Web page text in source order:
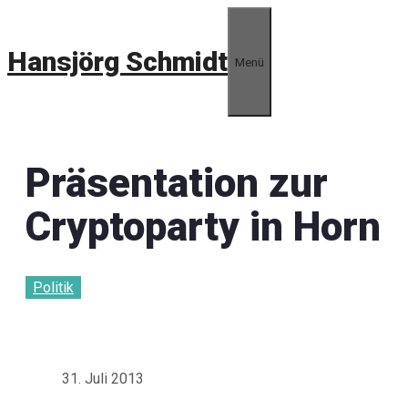
springen
Hansjörg Schmidt Menü
Präsentation zur
Cryptoparty in Horn
Politik
31. Juli 2013